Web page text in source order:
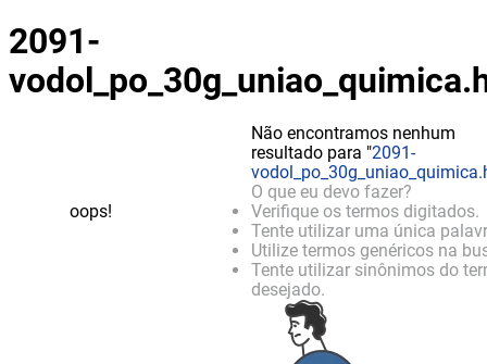
2091-
oops!
Não encontramos nenhum
resultado para "2091-
O que eu devo fazer?
Verifique os termos digitados.
Tente utilizar uma única
Utilize termos genéricos na
Tente utilizar sinônimos do
desejado.